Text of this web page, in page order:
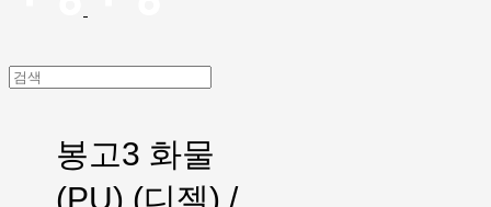
봉고3 화물
(PU) (디젤) /